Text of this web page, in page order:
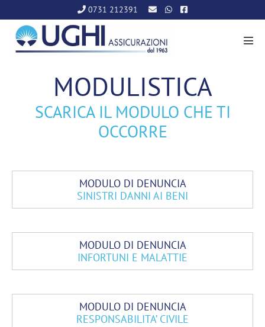
al
contenuto
0731 212391
MODULISTICA
SCARICA IL MODULO CHE TI
OCCORRE
MODULO DI DENUNCIA
SINISTRI DANNI AI BENI
MODULO DI DENUNCIA
INFORTUNI E MALATTIE
MODULO DI DENUNCIA
RESPONSABILITA’ CIVILE